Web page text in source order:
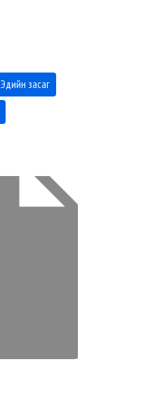
Эдийн засаг